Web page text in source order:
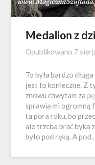
Medalion z
Opublikowano 7
To była bardzo
jest to konieczne. Z
znowu chwytam za
sprawia mi ogromną
ta pora roku, bo
ale trzeba brać byka
było pod ręką. A